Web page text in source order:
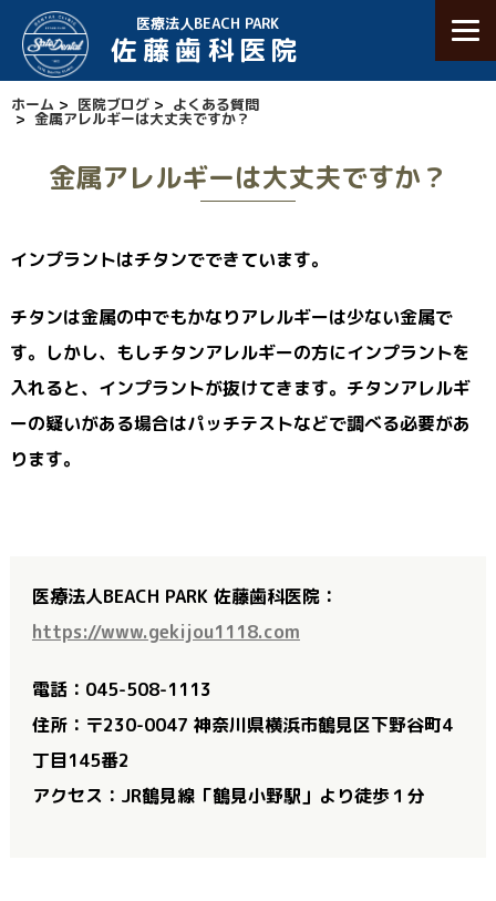
医療法人BEACH PARK
佐藤歯科医院
ホーム > 医院ブログ > よくある質問
> 金属アレルギーは大丈夫ですか？
金属アレルギーは大丈夫ですか？
インプラントはチタンでできています。
チタンは金属の中でもかなりアレルギーは少ない金属で
す。しかし、もしチタンアレルギーの方にインプラントを
入れると、インプラントが抜けてきます。チタンアレルギ
ーの疑いがある場合はパッチテストなどで調べる必要があ
ります。
医療法人BEACH PARK 佐藤歯科医院：
https://www.gekijou1118.com
電話：045-508-1113
住所：〒230-0047 神奈川県横浜市鶴見区下野谷町4
丁目145番2
アクセス：JR鶴見線「鶴見小野駅」より徒歩１分